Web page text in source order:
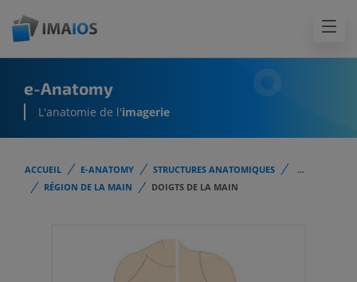
e-Anatomy
L'anatomie de l'imagerie
ACCUEIL E-ANATOMY STRUCTURES ANATOMIQUES
...
RÉGION DE LA MAIN
DOIGTS DE LA MAIN